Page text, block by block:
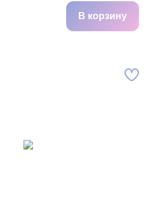
В корзину